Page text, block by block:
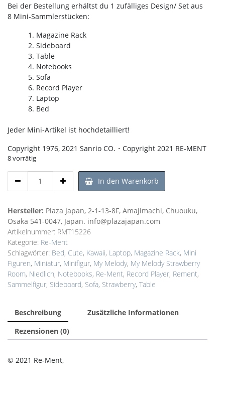
Bei der Bestellung erhältst du 1 zufälliges Design/ Set aus
8 Mini-Sammlerstücken:
Magazine Rack
Sideboard
Table
Notebooks
Sofa
Record Player
Laptop
Bed
Jeder Mini-Artikel ist hochdetailliert!
Copyright 1976, 2021 Sanrio CO.・Copyright 2021 RE-MENT
8 vorrätig
Ment:
My
Melody
´s
Strawberry
Room
Menge
In den Warenkorb
Hersteller: Plaza Japan, 2-1-13-8F, Amajimachi, Chuouku,
Osaka 541-0047, Japan. info@plazajapan.com
Artikelnummer: RMT15226
Kategorie: Re-Ment
Schlagwörter: Bed, Cute, Kawaii, Laptop, Magazine Rack, Mini
Figuren, Miniatur, Minifigur, My Melody, My Melody Strawberry
Room, Niedlich, Notebooks, Re-Ment, Record Player, Rement,
Sammelfigur, Sideboard, Sofa, Strawberry, Table
Beschreibung
Zusätzliche Informationen
Rezensionen (0)
© 2021 Re-Ment,